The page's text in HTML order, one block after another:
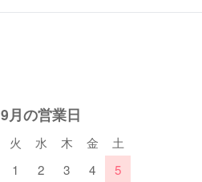
9月の営業日
火 水 木 金
土
1
2 3 4 5